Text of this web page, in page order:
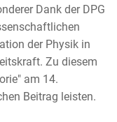
Dank der DPG
der Physik in
Zu diesem
am 14.
Beitrag leisten.